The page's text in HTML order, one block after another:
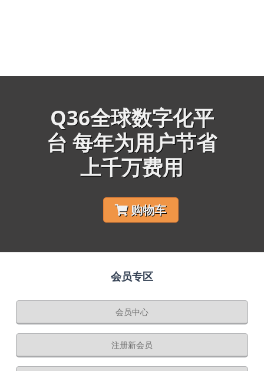
Q36全球数字化平
台 每年为用户节省
上千万费用
购物车
会员专区
会员中心
注册新会员